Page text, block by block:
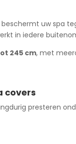
uw spa
in iedere
245 cm, met
covers
presteren